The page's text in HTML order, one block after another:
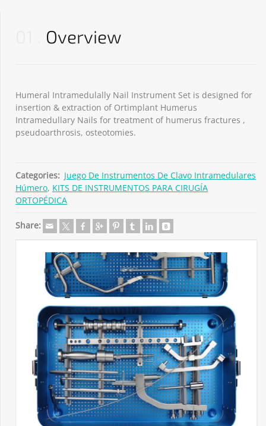
Overview
Humeral Intramedulally Nail Instrument Set is designed for
insertion & extraction of Ortimplant Humerus
Intramedullary Nails for treatment of humerus fractures ,
pseudoarthrosis, osteotomies.
Categories: Juego De Instrumentos De Clavo Intramedulares
Húmero, KITS DE INSTRUMENTOS PARA CIRUGÍA
ORTOPÉDICA
Share: